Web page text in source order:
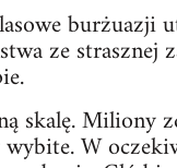
burżuazji
ze
skalę. Miliony
W